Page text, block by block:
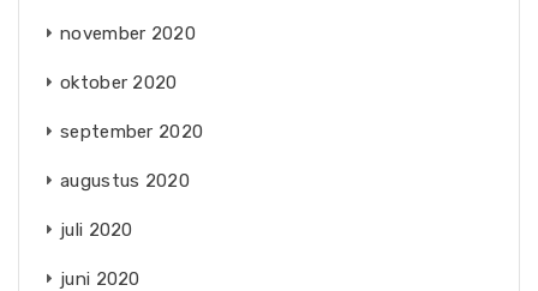
november 2020
oktober 2020
september 2020
augustus 2020
juli 2020
juni 2020